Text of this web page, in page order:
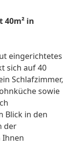
40m² in
eingerichtetes
sich auf 40
Schlafzimmer,
sowie
Blick in den
der
Ihnen